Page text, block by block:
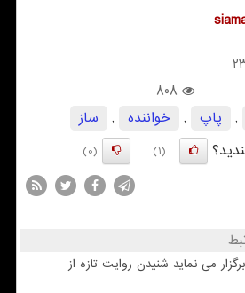
808
, پاپ , خواننده ,
ساز
(1)
(0)
می نماید شنیدن روایت تازه از